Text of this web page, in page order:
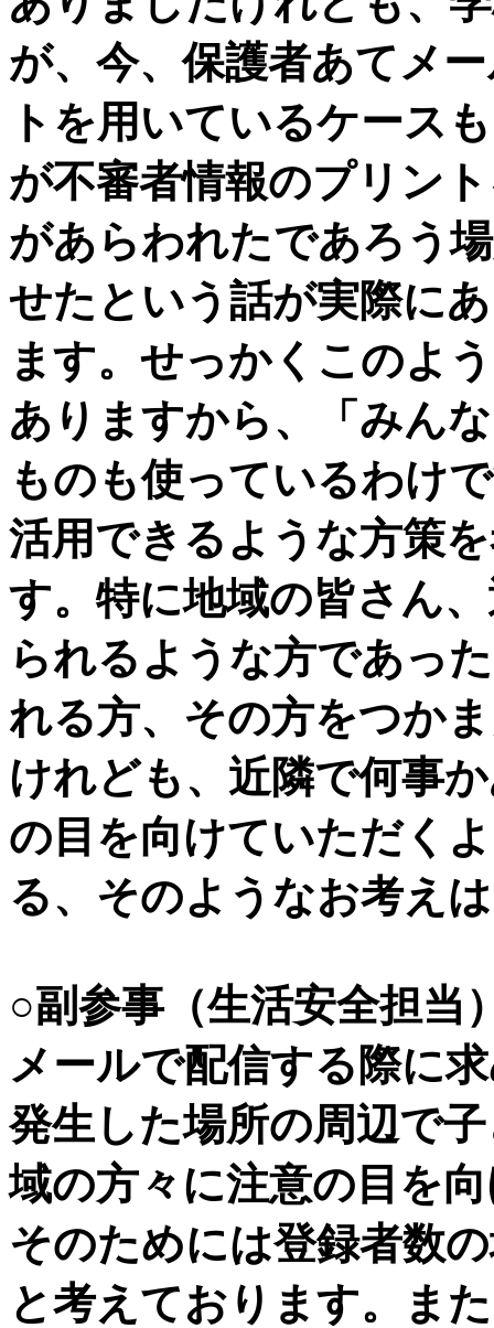
が、今、保護者あてメ
トを用いているケース
が不審者情報のプリン
があらわれたであろう
せたという話が実際に
ます。せっかくこのよ
ありますから、「みん
ものも使っているわけ
活用できるような方策
す。特に地域の皆さん
られるような方であっ
れる方、その方をつか
けれども、近隣で何事
の目を向けていただく
る、そのようなお考え
○副参事（生活安全担当
メールで配信する際に
発生した場所の周辺で
域の方々に注意の目を
そのためには登録者数
と考えております。ま